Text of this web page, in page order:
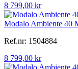
8 799,00 kr
Modalo Ambiente 40
Ref.nr: 1504884
8 799,00 kr